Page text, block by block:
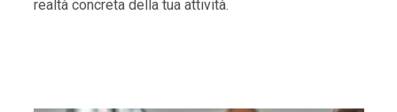
realtà concreta della tua attività.